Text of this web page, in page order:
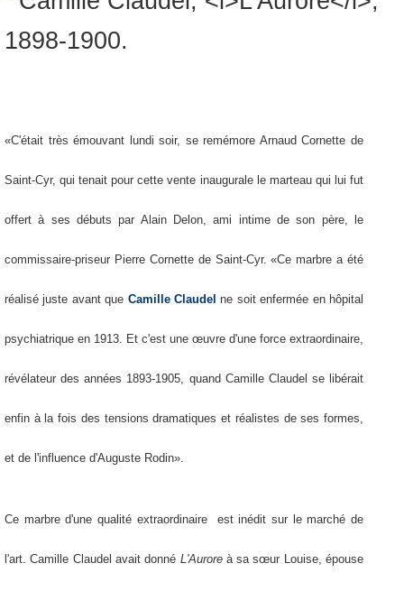
«C'était très émouvant lundi soir, se remémore Arnaud Cornette de
Saint-Cyr, qui tenait pour cette vente inaugurale le marteau qui lui fut
offert à ses débuts par Alain Delon, ami intime de son père, le
commissaire-priseur Pierre Cornette de Saint-Cyr. «Ce marbre a été
réalisé juste avant que Camille Claudel ne soit enfermée en hôpital
psychiatrique en 1913. Et c'est une œuvre d'une force extraordinaire,
révélateur des années 1893-1905, quand Camille Claudel se libérait
enfin à la fois des tensions dramatiques et réalistes de ses formes,
et de l'influence d'Auguste Rodin».
Ce marbre d'une qualité extraordinaire est inédit sur le marché de
l'art. Camille Claudel avait donné L'Auroreà sa sœur Louise, épouse